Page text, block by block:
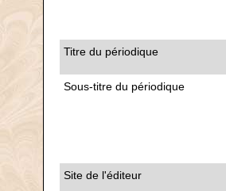
Titre du périodique
Sous-titre du périodique
Site de l'éditeur